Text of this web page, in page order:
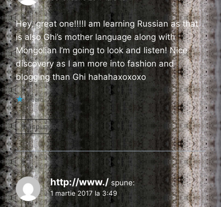
Hey, great one!!!!I am learning Russian as that
is also Ghi’s mother language along with
Mongolian I’m going to look and listen! Nice
discovery as I am more into fashion and
blogging than Ghi hahahaxoxoxo
Încarc...
Răspunde
http://www./ spune:
1 martie 2017 la 3:49